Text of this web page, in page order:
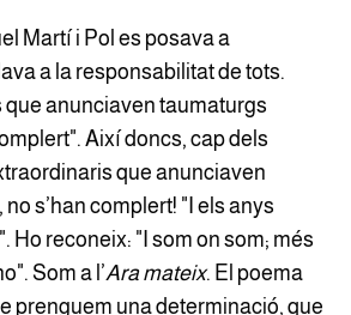
Martí i Pol es posava a
a la responsabilitat de tots.
que anunciaven taumaturgs
Així doncs, cap dels
que anunciaven
s’han complert! "I els anys
Ho reconeix: "I som on som; més
Som a l’Ara mateix. El poema
prenguem una determinació, que